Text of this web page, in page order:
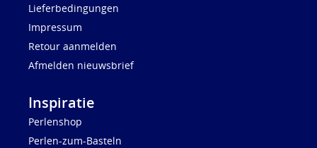
Lieferbedingungen
Impressum
Retour aanmelden
Afmelden nieuwsbrief
Inspiratie
Perlenshop
Perlen-zum-Basteln